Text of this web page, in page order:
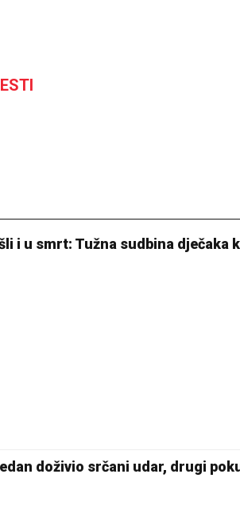
i u smrt: Tužna sudbina dječaka
doživio srčani udar, drugi